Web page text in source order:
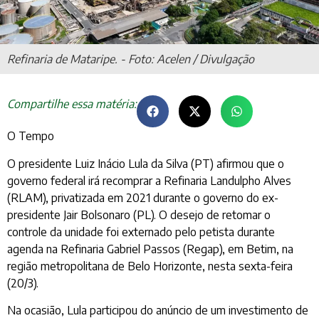
Refinaria de Mataripe. - Foto: Acelen / Divulgação
Compartilhe essa matéria:
O Tempo
O presidente Luiz Inácio Lula da Silva (PT) afirmou que o
governo federal irá recomprar a Refinaria Landulpho Alves
(RLAM), privatizada em 2021 durante o governo do ex-
presidente Jair Bolsonaro (PL). O desejo de retomar o
controle da unidade foi externado pelo petista durante
agenda na Refinaria Gabriel Passos (Regap), em Betim, na
região metropolitana de Belo Horizonte, nesta sexta-feira
(20/3).
Na ocasião, Lula participou do anúncio de um investimento de